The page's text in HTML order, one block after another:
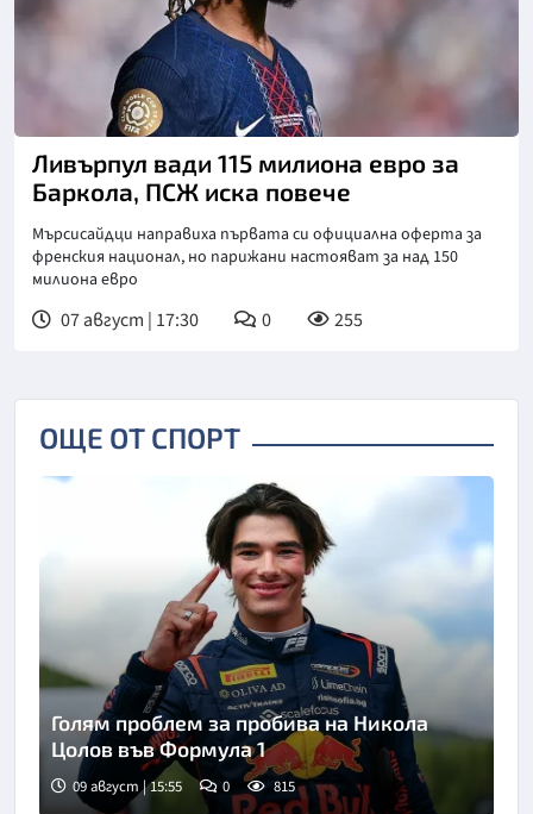
Ливърпул вади 115 милиона евро за
Баркола, ПСЖ иска повече
Мърсисайдци направиха първата си официална оферта за
френския национал, но парижани настояват за над 150
милиона евро
07 август | 17:30 0 255
ОЩЕ ОТ СПОРТ
Голям проблем за пробива на Никола
Цолов във Формула 1
09 август | 15:55 0 815